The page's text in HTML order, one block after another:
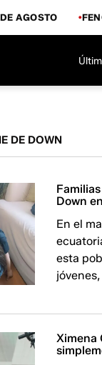
AGOSTO
DE DOWN
Down
En el
esta
Ximena